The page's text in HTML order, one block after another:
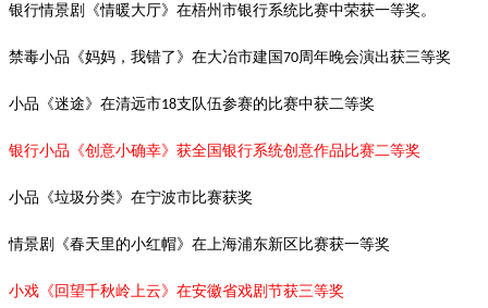
银行情景剧《情暖大厅》在梧州市银行系统比赛中荣获一等奖。
禁毒小品《妈妈，我错了》在大冶市建国 70周年晚会演出获三等奖
小品《迷途》在清远市18支队伍参赛的比赛中获二等奖
银行小品《创意小确幸》获全国银行系统创意作品比赛二等奖
小品《垃圾分类》在宁波市比赛获奖
情景剧《春天里的小红帽》在上海浦东新区比赛获一等奖
小戏《回望千秋岭上云》在安徽省戏剧节获三等奖